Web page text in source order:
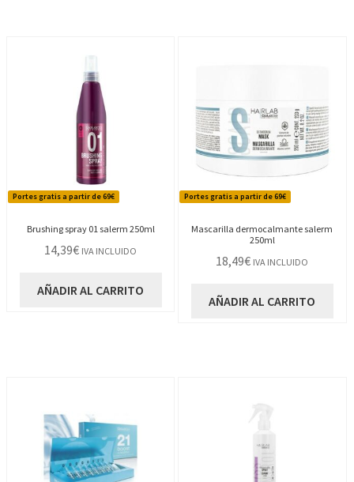
Portes gratis a partir de 69€
Brushing spray 01 salerm 250ml
14,39€ IVA INCLUIDO
AÑADIR AL CARRITO
Portes gratis a partir de 69€
Mascarilla dermocalmante salerm
250ml
18,49€ IVA INCLUIDO
AÑADIR AL CARRITO